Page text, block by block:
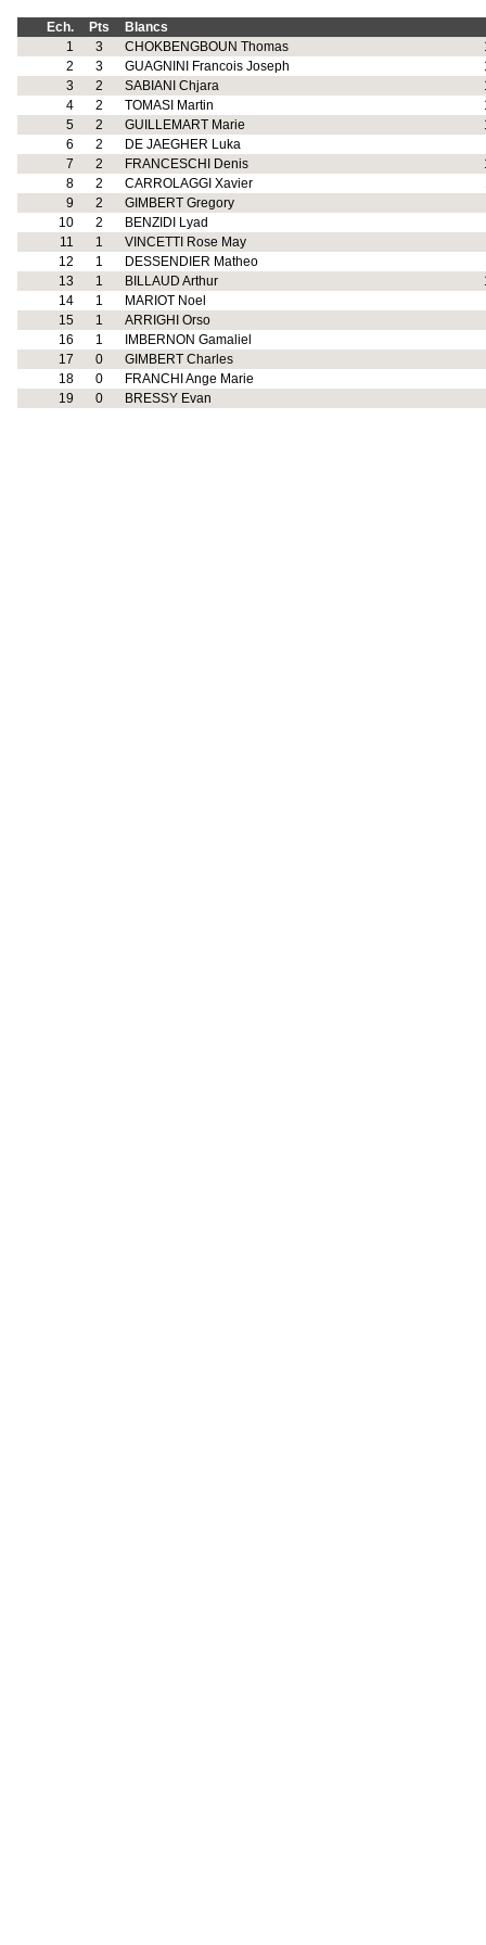
Ech. Pts
Blancs
1
3 CHOKBENGBOUN Thomas
2
3 GUAGNINI Francois Joseph
3
2 SABIANI Chjara
4
2 TOMASI Martin
5
2 GUILLEMART Marie
6
2
DE JAEGHER Luka
7
2 FRANCESCHI Denis
8
2 CARROLAGGI Xavier
9
2
GIMBERT Gregory
10
2
BENZIDI Lyad
11
1
VINCETTI Rose May
12
1 DESSENDIER Matheo
13
1 BILLAUD Arthur
14
1
MARIOT Noel
15
1
ARRIGHI Orso
16
1
IMBERNON Gamaliel
17
0
GIMBERT Charles
18
0
FRANCHI Ange Marie
19
0 BRESSY Evan